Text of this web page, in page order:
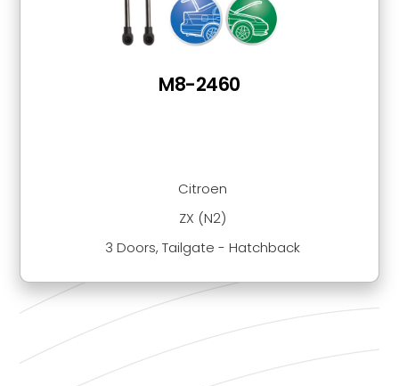
Citroen
ZX (N2)
3 Doors, Tailgate - Hatchback
M8-2460